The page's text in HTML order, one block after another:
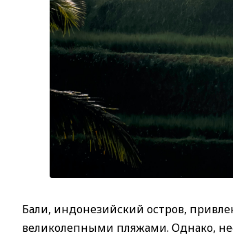
Бали, индонезийский остров,
великолепными пляжами. Однако,